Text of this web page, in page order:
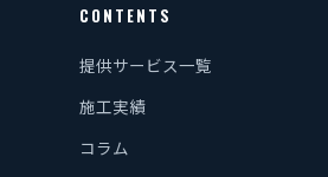
CONTENTS
提供サービス一覧
施工実績
コラム